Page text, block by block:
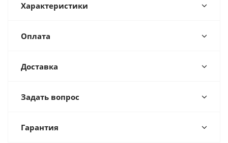
Характеристики
Оплата
Доставка
Задать вопрос
Гарантия